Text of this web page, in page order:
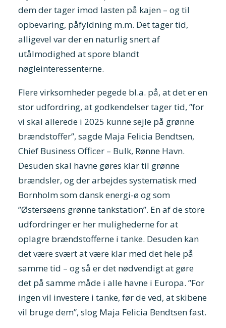
dem der tager imod lasten på kajen – og til
opbevaring, påfyldning m.m. Det tager tid,
alligevel var der en naturlig snert af
utålmodighed at spore blandt
nøgleinteressenterne.
Flere virksomheder pegede bl.a. på, at det er en
stor udfordring, at godkendelser tager tid, ”for
vi skal allerede i 2025 kunne sejle på grønne
brændstoffer”, sagde Maja Felicia Bendtsen,
Chief Business Officer – Bulk, Rønne Havn.
Desuden skal havne gøres klar til grønne
brændsler, og der arbejdes systematisk med
Bornholm som dansk energi-ø og som
”Østersøens grønne tankstation”. En af de store
udfordringer er her mulighederne for at
oplagre brændstofferne i tanke. Desuden kan
det være svært at være klar med det hele på
samme tid – og så er det nødvendigt at gøre
det på samme måde i alle havne i Europa. ”For
ingen vil investere i tanke, før de ved, at skibene
vil bruge dem”, slog Maja Felicia Bendtsen fast.